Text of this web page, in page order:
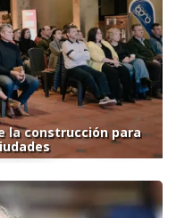
la construcción para